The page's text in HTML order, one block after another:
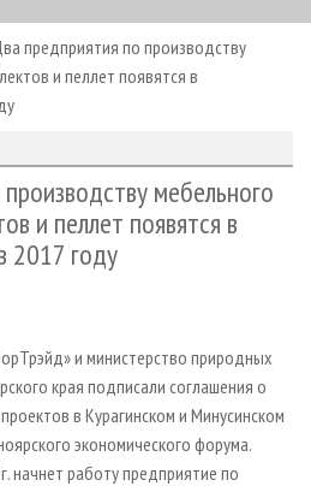
ПЛИТ
предприятия по производству
и пеллет появятся в
мебельного
и пеллет появятся в
2017 году
и министерство природных
края подписали соглашения о
в Курагинском и Минусинском
экономического форума.
начнет работу предприятие по